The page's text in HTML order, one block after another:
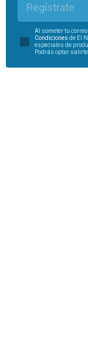
Regístrate
Al someter tu
Condiciones de El
especiales de
Podrás optar